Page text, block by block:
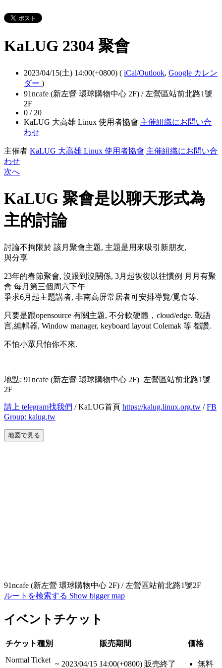
KaLUG 2304 聚會
2023/04/15(土) 14:00(+0800) ( iCal/Outlook, Google カレン
ダー )
91ncafe (新左營 環球購物中心 2F) / 左營區站前北路1號
2F
0 / 20
KaLUG 大高雄 Linux 使用者協會 主催組織にお問い合
わせ
主催者 KaLUG 大高雄 Linux 使用者協會 主催組織にお問い合
わせ
次へ
KaLUG 聚會是以聊天形式為
主的討論
討論不拘限於 該月聚會主題, 主題是用來吸引新朋友,
與分享
23年的春節聚會, 沒跟到沒關係, 3月起恢復以往慣例 月月有聚
會 每月第三個周六下午
爭求6月起主題講者, 非南高屏常居者可安排導覽/覓食等.
只要是跟opensource 有關主題, 不分軟硬體，cloud/edge. 戰語
言,編輯器, Window manager, keyboard layout Colemak 等 都讚.
不怕小眾只怕你不來.
地點: 91ncafe (新左營 環球購物中心 2F) 左營區站前北路1號
2F
請上 telegram找我們 / KaLUG首頁 https://kalug.linux.org.tw /FB
Group: kalug.tw
地図で見る
91ncafe (新左營 環球購物中心 2F) / 左營區站前北路1號2F
ルートを検索する Show bigger map
イベントチケット
チケット種別 販売期間
価格
Normal Ticket ~ 2023/04/15 14:00(+0800) 販売終了 無料